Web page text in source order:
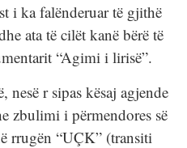
i ka falënderuar të gjithë
ata të cilët kanë bërë të
“Agimi i lirisë”.
r sipas kësaj agjende
zbulimi i përmendores së
rrugën “UÇK” (transiti